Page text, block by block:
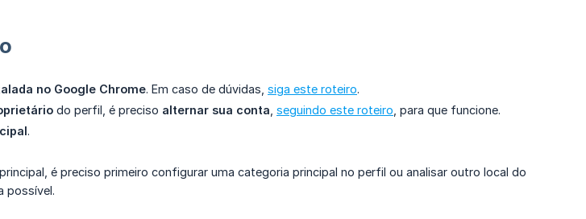
no Google Chrome. Em caso de dúvidas, siga este roteiro.
do perfil, é preciso alternar sua conta seguindo este roteiro , para que funcione.
.
é preciso primeiro configurar uma categoria principal no perfil ou analisar outro local do
possível.